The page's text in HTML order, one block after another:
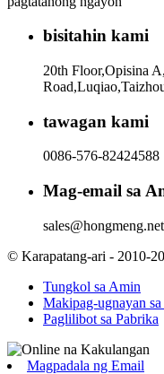
bisitahin kami
20th Floor,Opisina
tawagan kami
0086-576-82424588
Mag-email sa
sales@hongmeng.net
© Karapatang-ari - 2010-
Tungkol sa Amin
Makipag-ugnayan
Paglilibot sa Pabrika
Magpadala ng Email